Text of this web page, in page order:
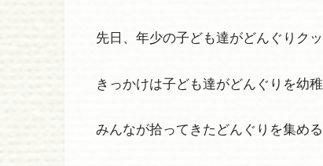
先日、年少の子ども達がどんぐりク
きっかけは子ども達がどんぐりを幼
みんなが拾ってきたどんぐりを集め